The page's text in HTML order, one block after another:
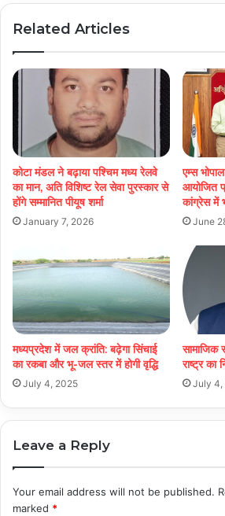
Related Articles
कोटा मंडल ने बढ़ाया पश्चिम मध्य रेलवे
का मान, अति विशिष्ट रेल सेवा पुरस्कार से
होंगे सम्मानित पीयूष शर्मा
January 7, 2026
एम्स
आयोजित
कांग्रेस में
June
मध्यप्रदेश में जल क्रांति: बढ़ेगा सिंचाई
का रकबा और भू-जल स्तर में होगी वृद्धि
July 4, 2025
राष्ट्र का
July 4,
Leave a Reply
Your email address will not be published.
marked *